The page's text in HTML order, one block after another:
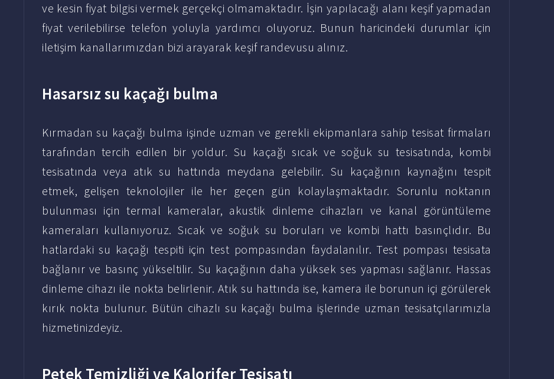
ve kesin fiyat bilgisi vermek gerçekçi olmamaktadır. İşin yapılacağı alanı keşif yapmadan
fiyat verilebilirse telefon yoluyla yardımcı oluyoruz. Bunun haricindeki durumlar için
iletişim kanallarımızdan bizi arayarak keşif randevusu alınız.
Hasarsız su kaçağı bulma
Kırmadan su kaçağı bulma işinde uzman ve gerekli ekipmanlara sahip tesisat firmaları
tarafından tercih edilen bir yoldur. Su kaçağı sıcak ve soğuk su tesisatında, kombi
tesisatında veya atık su hattında meydana gelebilir. Su kaçağının kaynağını tespit
etmek, gelişen teknolojiler ile her geçen gün kolaylaşmaktadır. Sorunlu noktanın
bulunması için termal kameralar, akustik dinleme cihazları ve kanal görüntüleme
kameraları kullanıyoruz. Sıcak ve soğuk su boruları ve kombi hattı basınçlıdır. Bu
hatlardaki su kaçağı tespiti için test pompasından faydalanılır. Test pompası tesisata
bağlanır ve basınç yükseltilir. Su kaçağının daha yüksek ses yapması sağlanır. Hassas
dinleme cihazı ile nokta belirlenir. Atık su hattında ise, kamera ile borunun içi görülerek
kırık nokta bulunur. Bütün cihazlı su kaçağı bulma işlerinde uzman tesisatçılarımızla
hizmetinizdeyiz.
Petek Temizliği ve Kalorifer Tesisatı